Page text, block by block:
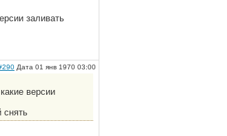
заливать
Дата 01 янв 1970 03:00
версии
снять